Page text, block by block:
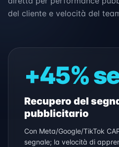
del cliente e velocità del
+45%
Recupero del
pubblicitario
Con Meta/Google/TikTok
segnale; la velocità di